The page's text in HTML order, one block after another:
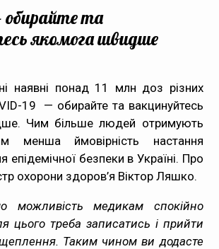
обирайте та
якомога швидше
наявні понад 11 млн доз різних
19 — обирайте та вакцинуйтесь
Чим більше людей отримують
менша ймовірність настання
епідемічної безпеки в Україні. Про
охорони здоров’я Віктор Ляшко.
можливість медикам спокійно
цього треба записатись і прийти
Таким чином ви додасте